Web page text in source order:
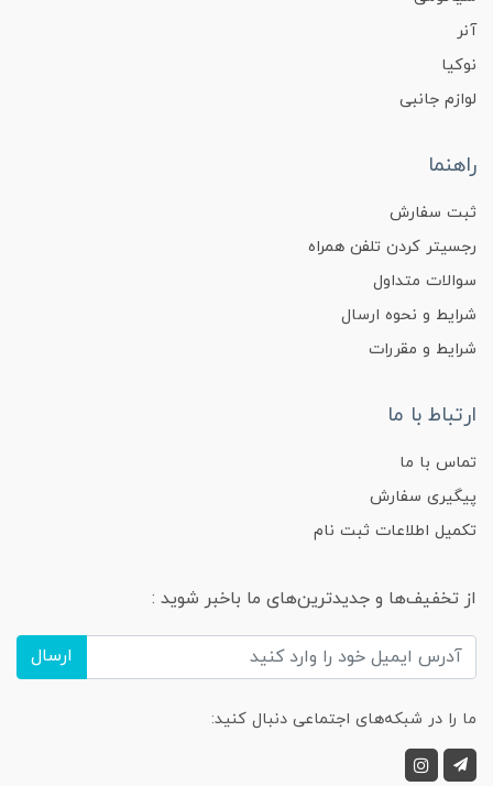
آنر
نوکیا
لوازم جانبی
راهنما
ثبت سفارش
رجسیتر کردن تلفن همراه
سوالات متداول
شرایط و نحوه ارسال
شرایط و مقررات
ارتباط با ما
تماس با ما
پیگیری سفارش
تکمیل اطلاعات ثبت نام
از تخفیف‌ها و جدیدترین‌های ما باخبر شوید :
ارسال
ما را در شبکه‌های اجتماعی دنبال کنید: